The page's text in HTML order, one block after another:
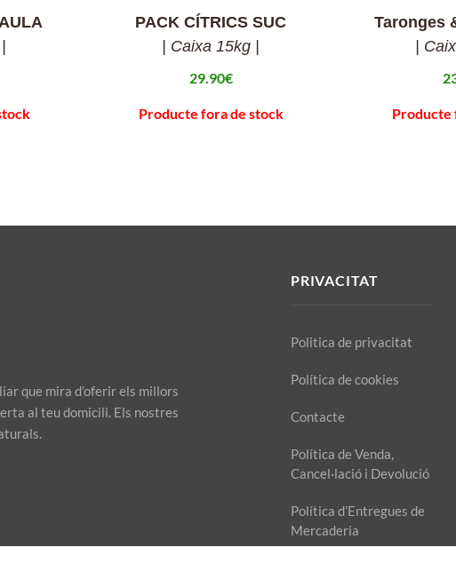
PACK CÍTRICS SUC
| Caixa 15kg |
29.90€
Producte fora de stock
Taronges
|
Producte
que mira d’oferir els millors
al teu domicili. Els nostres
PRIVACITAT
Politica de privacitat
Política de cookies
Contacte
Política de Venda,
Cancel·lació i Devolució
Política d’Entregues de
Mercaderia